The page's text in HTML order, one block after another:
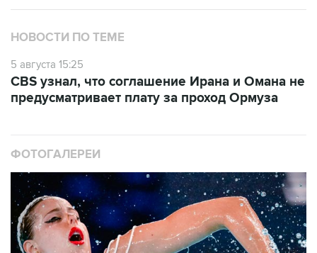
НОВОСТИ ПО ТЕМЕ
5 августа 15:25
предусматривает плату за проход Ормуза